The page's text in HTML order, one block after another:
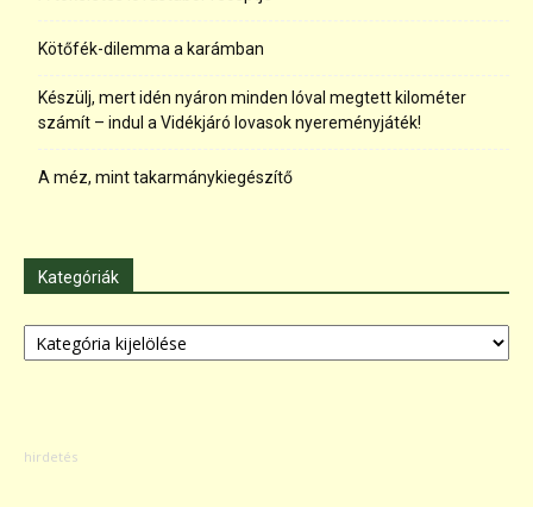
Kötőfék-dilemma a karámban
Készülj, mert idén nyáron minden lóval megtett kilométer
számít – indul a Vidékjáró lovasok nyereményjáték!
A méz, mint takarmánykiegészítő
Kategóriák
Kategóriák